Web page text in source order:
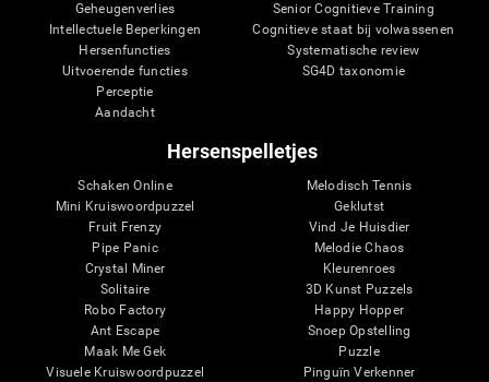
Geheugenverlies
Intellectuele Beperkingen
Hersenfuncties
Uitvoerende functies
Perceptie
Aandacht
Senior Cognitieve Training
Cognitieve staat bij volwassenen
Systematische review
SG4D taxonomie
Hersenspelletjes
Schaken Online
Mini Kruiswoordpuzzel
Fruit Frenzy
Pipe Panic
Crystal Miner
Solitaire
Robo Factory
Ant Escape
Maak Me Gek
Visuele Kruiswoordpuzzel
Melodisch Tennis
Geklutst
Vind Je Huisdier
Melodie Chaos
Kleurenroes
3D Kunst Puzzels
Happy Hopper
Snoep Opstelling
Puzzle
Pinguïn Verkenner